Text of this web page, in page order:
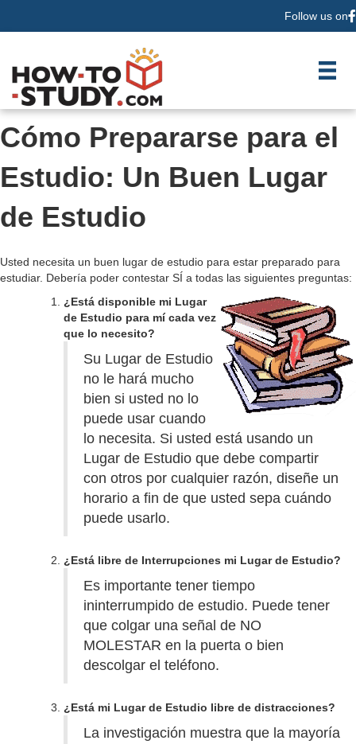
Follow us on
Cómo Prepararse para el
Estudio: Un Buen Lugar
de Estudio
Usted necesita un buen lugar de estudio para estar preparado para
estudiar. Debería poder contestar SÍ a todas las siguientes preguntas:
¿Está disponible mi Lugar
de Estudio para mí cada vez
que lo necesito?
Su Lugar de Estudio
no le hará mucho
bien si usted no lo
puede usar cuando
lo necesita. Si usted está usando un
Lugar de Estudio que debe compartir
con otros por cualquier razón, diseñe un
horario a fin de que usted sepa cuándo
puede usarlo.
¿Está libre de Interrupciones mi Lugar de Estudio?
Es importante tener tiempo
ininterrumpido de estudio. Puede tener
que colgar una señal de NO
MOLESTAR en la puerta o bien
descolgar el teléfono.
¿Está mi Lugar de Estudio libre de distracciones?
La investigación muestra que la mayoría